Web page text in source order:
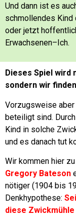
Und dann ist es
schmollendes
oder jetzt
Erwachsenen–Ich.
Dieses Spiel wird
sondern wir
Vorzugsweise aber
beteiligt sind.
Kind in solche
und es danach tut
Wir kommen hier
Gregory Bateson
nötiger (1904 bis
Denkhypothese:
diese